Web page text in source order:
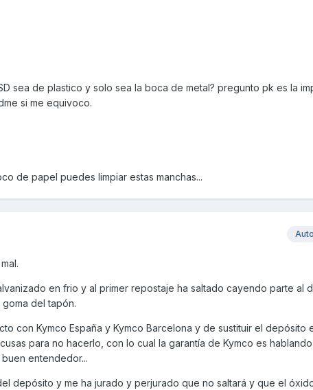
sea de plastico y solo sea la boca de metal? pregunto pk es la
si me equivoco.
de papel puedes limpiar estas manchas...
en frio y al primer repostaje ha saltado cayendo parte al
del tapón.
con Kymco España y Kymco Barcelona y de sustituir el depósito
para no hacerlo, con lo cual la garantía de Kymco es
entendedor...
depósito y me ha jurado y perjurado que no saltará y que el